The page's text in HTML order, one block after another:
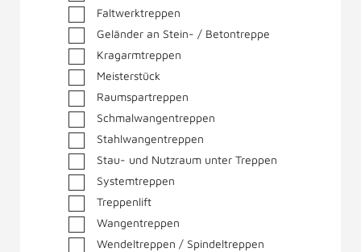
Faltwerktreppen
Geländer an Stein- / Betontreppe
Kragarmtreppen
Meisterstück
Raumspartreppen
Schmalwangentreppen
Stahlwangentreppen
Stau- und Nutzraum unter Treppen
Systemtreppen
Treppenlift
Wangentreppen
Wendeltreppen / Spindeltreppen